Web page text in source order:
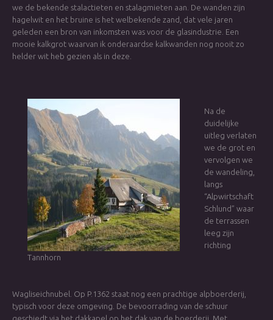
we de bekende stalactieten en stalagmieten aan. De wanden zijn
hagelwit en het bruine is het welbekende zand, dat vele jaren
geleden een bron van inkomsten was voor de glasindustrie. Een
mooie kalkgrot waarvan ik onderaardse kalkwanden nog nooit zo
helder wit heb gezien als in deze.
Tannhorn
Na de
duidelijke
uitleg verlaten
we de grot en
vervolgen we
de wandeling,
langs
“Alpwirtschaft
Schlund” waar
de terrassen
leeg zijn
richting
Wagliseichnubel. Op P.1362 staat nog een prachtige alpboerderij,
typisch voor deze omgeving. De bevoorrading van de schuur
geschiedt via het dakkapel op het dak van de boerderij. Met